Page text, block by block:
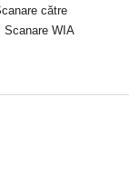
către
Scanare WIA